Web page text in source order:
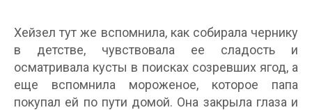
Хейзел тут же вспомнила, как собирала чернику
в детстве, чувствовала ее сладость и
осматривала кусты в поисках созревших ягод, а
еще вспомнила мороженое, которое папа
покупал ей по пути домой. Она закрыла глаза и